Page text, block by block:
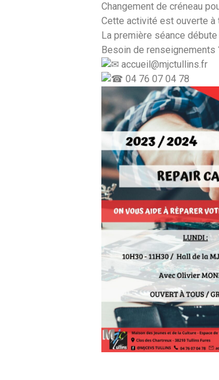
Changement de créneau
Cette activité est ouverte à
La première séance
Besoin de renseignements
accueil@mjctullins.fr
04 76 07 04 78